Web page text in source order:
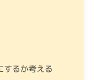
するか考える